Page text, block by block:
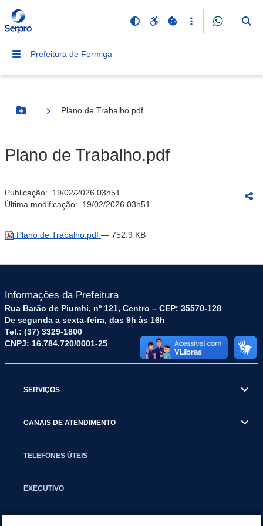
Prefeitura de Formiga
Botão Menu
Plano de Trabalho.pdf
Plano de Trabalho.pdf
Publicação: 19/02/2026 03h51
Última modificação: 19/02/2026 03h51
Plano de Trabalho.pdf — 752.9 KB
Informações da Prefeitura
Rua Barão de Piumhi, nº 121, Centro – CEP: 35570-128
De segunda a sexta-feira, das 9h às 16h
Tel.: (37) 3329-1800
CNPJ: 16.784.720/0001-25
SERVIÇOS
CANAIS DE ATENDIMENTO
TELEFONES ÚTEIS
EXECUTIVO